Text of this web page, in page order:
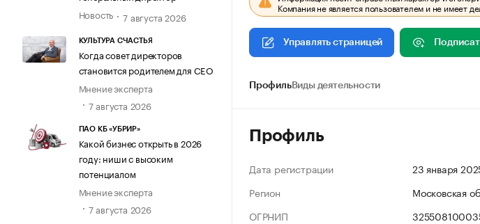
Новость
7 августа 2026
КУЛЬТУРА СЧАСТЬЯ
Когда совет директоров
становится родителем для CEO
Мнение эксперта
7 августа 2026
ПАО КБ «УБРИР»
Какой бизнес открыть в 2026
году: ниши с высоким
потенциалом
Мнение эксперта
7 августа 2026
Компания не является пользователем и не имеет
Управлять страницей
ПрофильВиды деятельности
Профиль
Дата регистрации
23 января
Регион
Московская
ОГРНИП